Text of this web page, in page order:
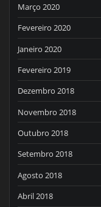
Março 2020
Fevereiro 2020
Janeiro 2020
Fevereiro 2019
Dezembro 2018
Novembro 2018
Outubro 2018
Setembro 2018
Agosto 2018
Abril 2018